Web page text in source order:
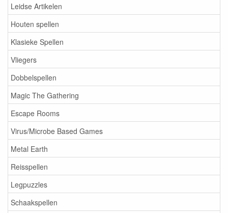
Leidse Artikelen
Houten spellen
Klasieke Spellen
Vliegers
Dobbelspellen
Magic The Gathering
Escape Rooms
Virus/Microbe Based Games
Metal Earth
Reisspellen
Legpuzzles
Schaakspellen